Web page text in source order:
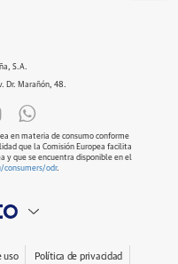
S.A.
Dr. Marañón, 48.
en materia de consumo conforme
que la Comisión Europea facilita
y que se encuentra disponible en el
odr.
uso Política de privacidad